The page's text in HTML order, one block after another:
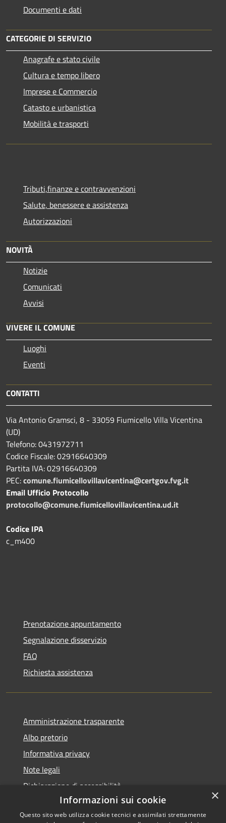
Documenti e dati
CATEGORIE DI SERVIZIO
Anagrafe e stato civile
Cultura e tempo libero
Imprese e Commercio
Catasto e urbanistica
Mobilità e trasporti
Tributi,finanze e contravvenzioni
Salute, benessere e assistenza
Autorizzazioni
NOVITÀ
Notizie
Comunicati
Avvisi
VIVERE IL COMUNE
Luoghi
Eventi
CONTATTI
Via Antonio Gramsci, 8 - 33059 Fiumicello Villa Vicentina
(UD)
Telefono: 0431972711
Codice Fiscale: 02916640309
Partita IVA: 02916640309
PEC:comune.fiumicellovillavicentina@certgov.fvg.it
Email Ufficio Protocollo
protocollo@comune.fiumicellovillavicentina.ud.it
Codice IPA
c_m400
Prenotazione appuntamento
Segnalazione disservizio
FAQ
Richiesta assistenza
Amministrazione trasparente
Albo pretorio
Informativa privacy
Note legali
Dichiarazione di accessibilità
×
Informazioni sui cookie
Questo sito web utilizza cookie tecnici e assimilati strettamente